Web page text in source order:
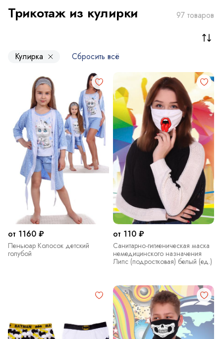
Трикотаж из кулирки 97 товаров
Кулирка Сбросить всё
от 1160 ₽
Пеньюар Колосок детский
голубой
от 110 ₽
Санитарно-гигиеническая маска
немедицинского назначения
Липс (подростковая) белый (ед.)